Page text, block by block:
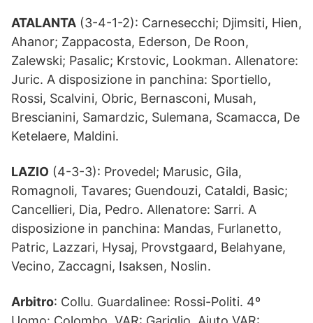
ATALANTA (3-4-1-2): Carnesecchi; Djimsiti, Hien,
Ahanor; Zappacosta, Ederson, De Roon,
Zalewski; Pasalic; Krstovic, Lookman. Allenatore:
Juric. A disposizione in panchina: Sportiello,
Rossi, Scalvini, Obric, Bernasconi, Musah,
Brescianini, Samardzic, Sulemana, Scamacca, De
Ketelaere, Maldini.
LAZIO (4-3-3): Provedel; Marusic, Gila,
Romagnoli, Tavares; Guendouzi, Cataldi, Basic;
Cancellieri, Dia, Pedro. Allenatore: Sarri. A
disposizione in panchina: Mandas, Furlanetto,
Patric, Lazzari, Hysaj, Provstgaard, Belahyane,
Vecino, Zaccagni, Isaksen, Noslin.
Arbitro: Collu. Guardalinee: Rossi-Politi. 4º